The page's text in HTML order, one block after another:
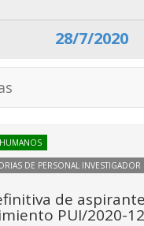
28/7/2020
DE PERSONAL INVESTIGADOR
de
PUI/2020-